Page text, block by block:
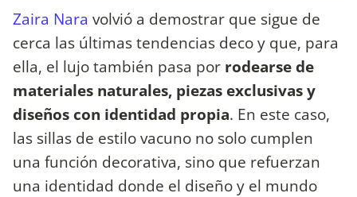
Zaira Nara volvió a demostrar que sigue de
cerca las últimas tendencias deco y que, para
ella, el lujo también pasa por rodearse de
materiales naturales, piezas exclusivas y
diseños con identidad propia. En este caso,
las sillas de estilo vacuno no solo cumplen
una función decorativa, sino que refuerzan
una identidad donde el diseño y el mundo